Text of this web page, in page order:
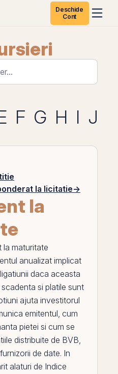
Deschide
Cont
F G H I J
la licitatie→
la
la maturitate
anualizat implicat
daca aceasta
si platile sunt
ajuta investitorul
emitentul, cum
pietei si cum se
distribuite de BVB,
de date. In
alaturi de Indice